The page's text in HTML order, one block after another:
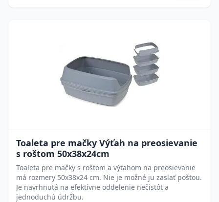
Toaleta pre mačky Výťah na preosievanie
s roštom 50x38x24cm
Toaleta pre mačky s roštom a výťahom na preosievanie
má rozmery 50x38x24 cm. Nie je možné ju zaslať poštou.
Je navrhnutá na efektívne oddelenie nečistôt a
jednoduchú údržbu.